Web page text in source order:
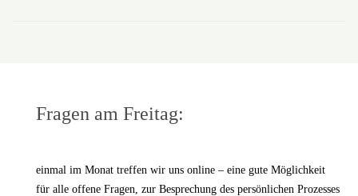
Fragen am Freitag:
einmal im Monat treffen wir uns online – eine gute Möglichkeit
für alle offene Fragen, zur Besprechung des persönlichen Prozesses